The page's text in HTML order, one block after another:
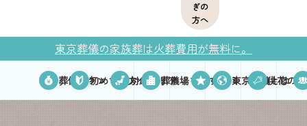
ぎの
方へ
東京葬儀の家族葬は火葬費用が無料に。
葬儀プラン初めての方へ対応エリア葬儀場を探す口コミ東京葬儀とは
供花の